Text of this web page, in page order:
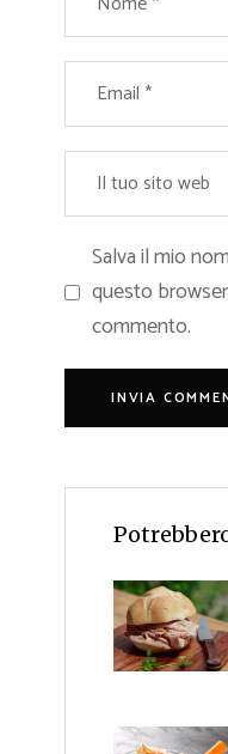
Salva il mio
questo
commento.